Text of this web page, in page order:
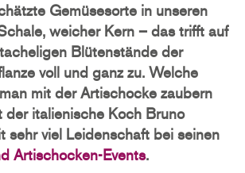
Gemüsesorte in unseren
weicher Kern – das trifft auf
Blütenstände der
voll und ganz zu. Welche
mit der Artischocke zaubern
der italienische Koch Bruno
sehr viel Leidenschaft bei seinen
Artischocken-Events.